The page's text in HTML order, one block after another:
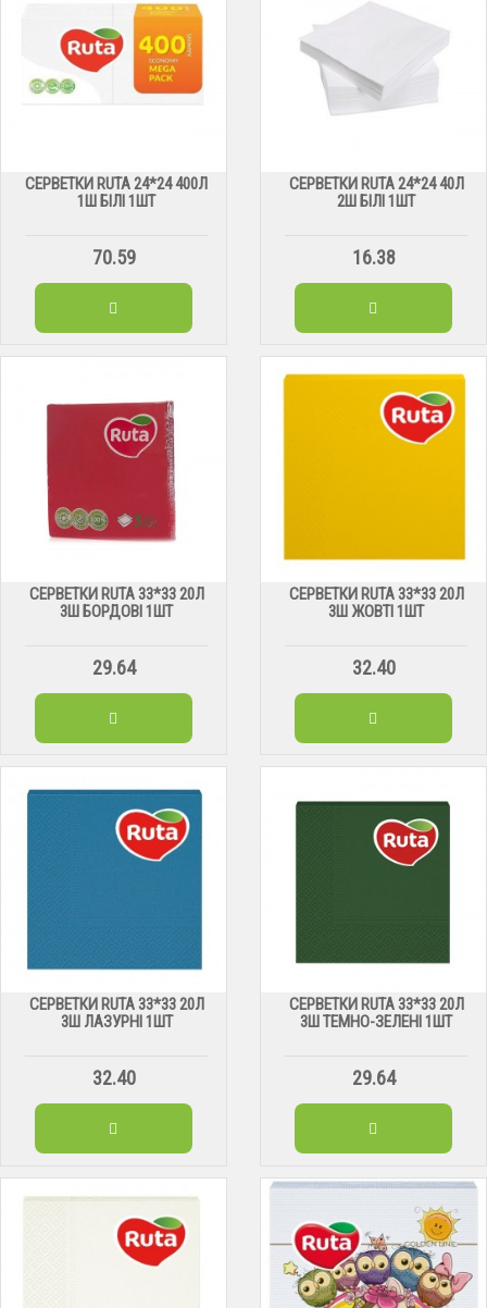
СЕРВЕТКИ RUTA 24*24 400Л
1Ш БІЛІ 1ШТ
70.59
СЕРВЕТКИ RUTA 24*24 40Л
2Ш БІЛІ 1ШТ
16.38
СЕРВЕТКИ RUTA 33*33 20Л
3Ш БОРДОВІ 1ШТ
29.64
СЕРВЕТКИ RUTA 33*33 20Л
3Ш ЖОВТІ 1ШТ
32.40
СЕРВЕТКИ RUTA 33*33 20Л
3Ш ЛАЗУРНІ 1ШТ
32.40
СЕРВЕТКИ RUTA 33*33 20Л
3Ш ТЕМНО-ЗЕЛЕНІ 1ШТ
29.64